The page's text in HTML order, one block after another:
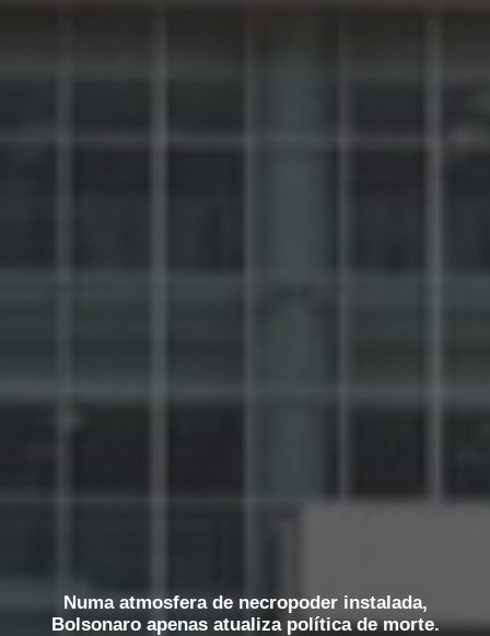
Numa atmosfera de necropoder instalada,
Bolsonaro apenas atualiza política de morte.